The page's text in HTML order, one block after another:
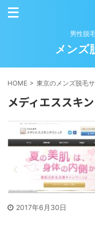
男性脱
メンズ
HOME > 東京のメンズ脱毛
メディエススキ
2017年6月30日